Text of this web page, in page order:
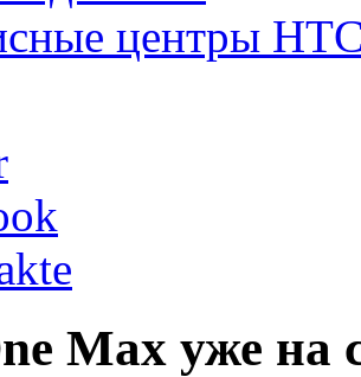
центры
Max уже на